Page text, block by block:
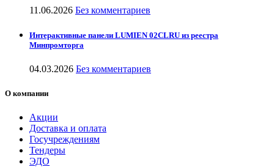
11.06.2026 Без комментариев
Интерактивные панели LUMIEN 02CLRU из реестра
Минпромторга
04.03.2026 Без комментариев
О компании
Акции
Доставка и оплата
Госучреждениям
Тендеры
ЭДО